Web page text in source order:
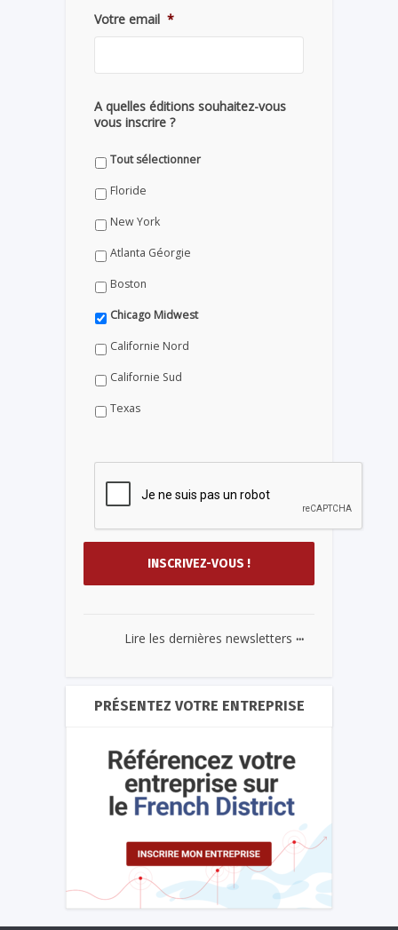
Votre email *
A quelles éditions souhaitez-vous
vous inscrire ?
Tout sélectionner
Floride
New York
Atlanta Géorgie
Boston
Chicago Midwest
Californie Nord
Californie Sud
Texas
Lire les dernières newsletters ...
PRÉSENTEZ VOTRE ENTREPRISE